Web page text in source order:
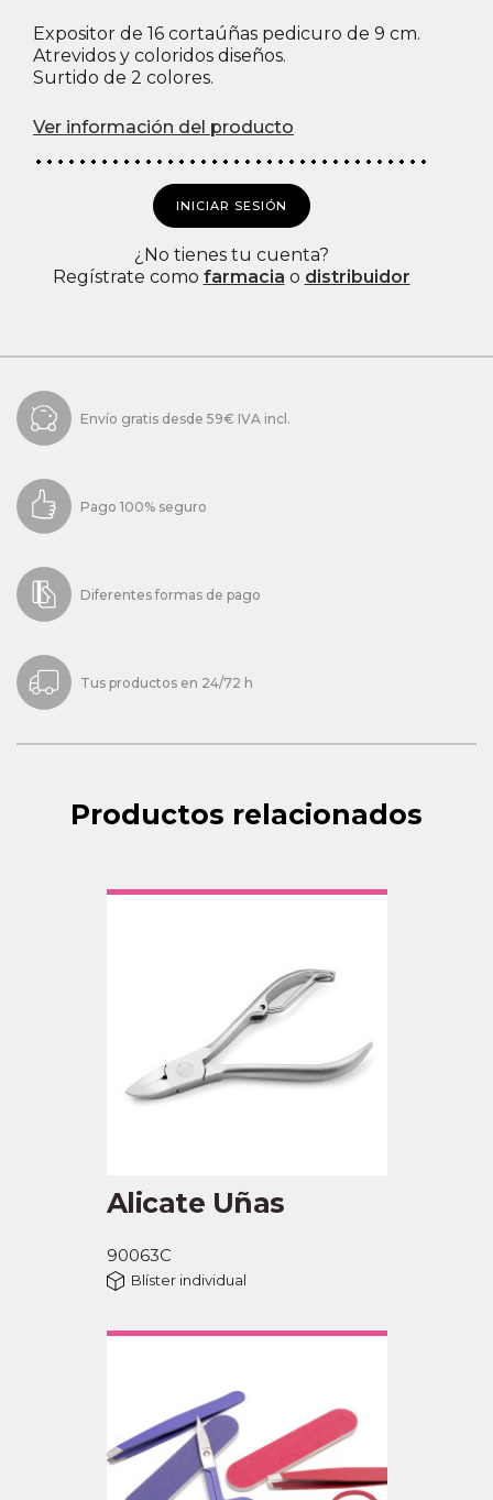
Expositor de 16 cortaúñas pedicuro de 9 cm.
Atrevidos y coloridos diseños.
Surtido de 2 colores.
Ver información del producto
INICIAR SESIÓN
¿No tienes tu cuenta?
Regístrate como farmacia o distribuidor
Envío gratis desde 59€ IVA incl.
Pago 100% seguro
Diferentes formas de pago
Tus productos en 24/72 h
Productos relacionados
Alicate Uñas
90063C
Blíster individual